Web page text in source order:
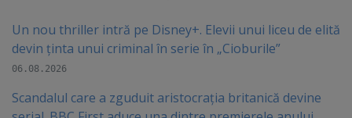
Un nou thriller intră pe Disney+. Elevii unui liceu de elită
devin ținta unui criminal în serie în „Cioburile”
06.08.2026
Scandalul care a zguduit aristocrația britanică devine